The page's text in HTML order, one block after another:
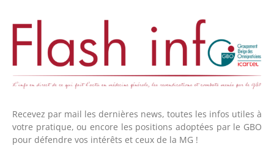
Recevez par mail les dernières news, toutes les infos utiles à
votre pratique, ou encore les positions adoptées par le GBO
pour défendre vos intérêts et ceux de la MG !